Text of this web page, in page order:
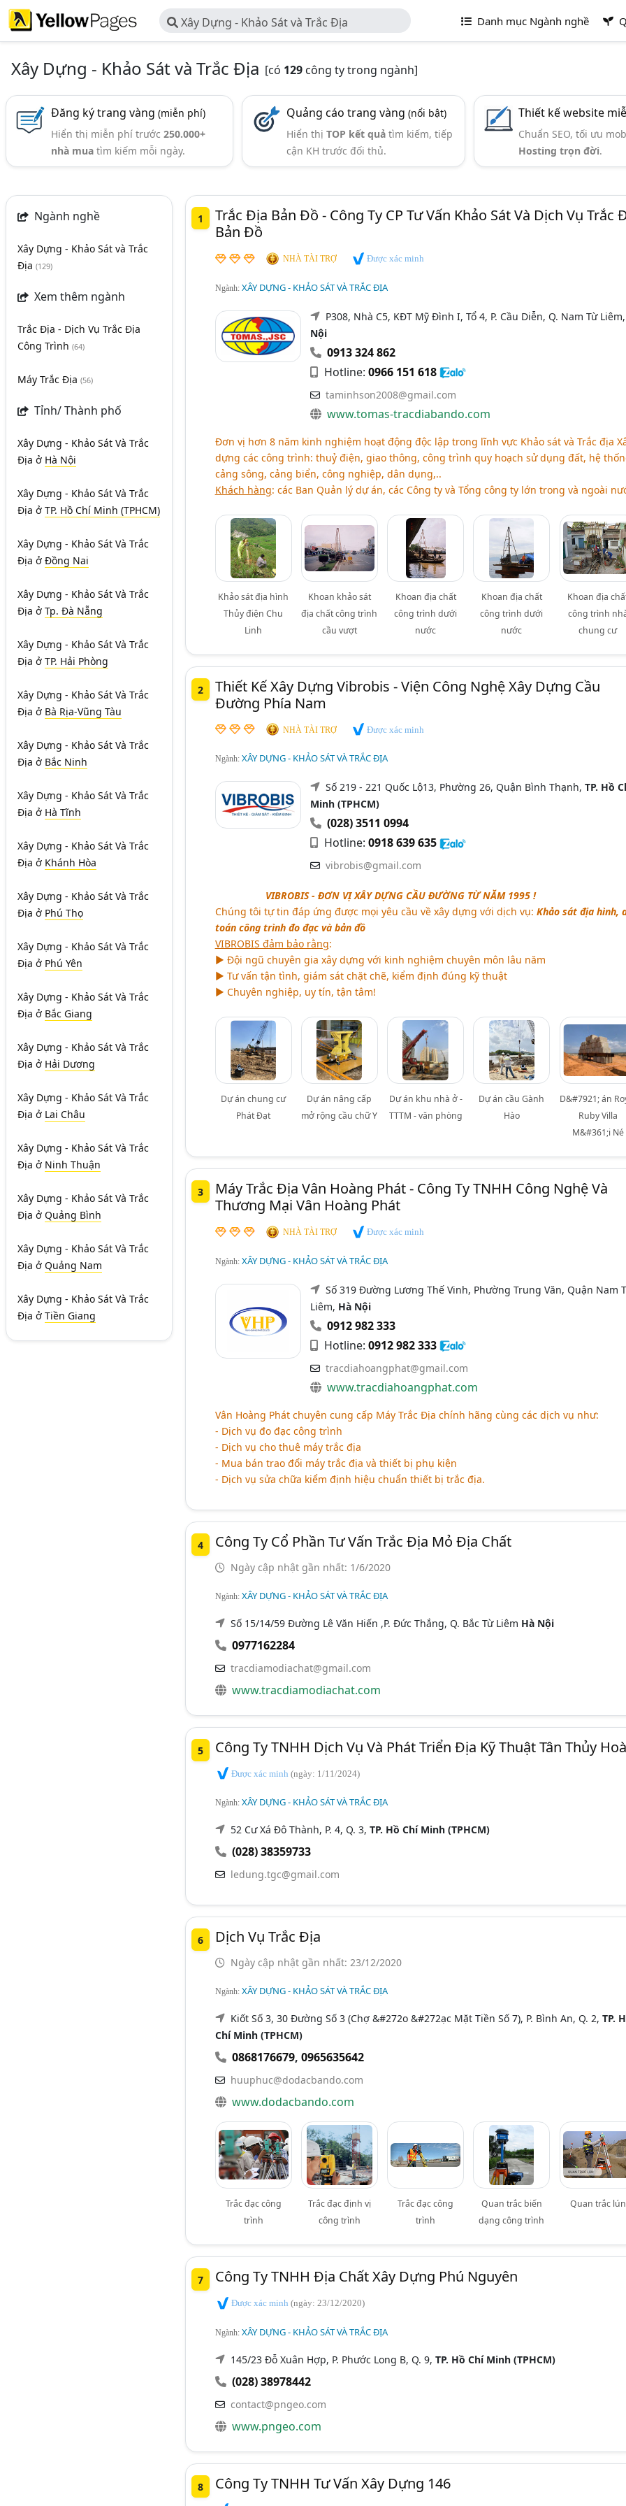
Xây Dựng - Khảo Sát và Trắc Địa Danh mục Ngành nghề
Xây Dựng - Khảo Sát và Trắc Địa [có 129 công ty trong ngành]
Đăng ký trang vàng(miễn phí)
Hiển thị miễn phí trước250.000+
nhà mua tìm kiếm mỗi ngày.
Quảng cáo trang vàng(nổi bật)
Hiển thịTOP kết quả tìm kiếm, tiếp
cận KH trước đối thủ.
Thiết kế website
Chuẩn SEO, tối ưu
Hosting trọn đời.
Ngành nghề
Xây Dựng - Khảo Sát và Trắc
Địa (129)
Xem thêm ngành
Trắc Địa - Dịch Vụ Trắc Địa
Công Trình (64)
Máy Trắc Địa (56)
Tỉnh/ Thành phố
Xây Dựng - Khảo Sát Và Trắc
Địa ở Hà Nội
Xây Dựng - Khảo Sát Và Trắc
Địa ở TP. Hồ Chí Minh (TPHCM)
Xây Dựng - Khảo Sát Và Trắc
Địa ở Đồng Nai
Xây Dựng - Khảo Sát Và Trắc
Địa ở Tp. Đà Nẵng
Xây Dựng - Khảo Sát Và Trắc
Địa ở TP. Hải Phòng
Xây Dựng - Khảo Sát Và Trắc
Địa ở Bà Rịa-Vũng Tàu
Xây Dựng - Khảo Sát Và Trắc
Địa ở Bắc Ninh
Xây Dựng - Khảo Sát Và Trắc
Địa ở Hà Tĩnh
Xây Dựng - Khảo Sát Và Trắc
Địa ở Khánh Hòa
Xây Dựng - Khảo Sát Và Trắc
Địa ở Phú Thọ
Xây Dựng - Khảo Sát Và Trắc
Địa ở Phú Yên
Xây Dựng - Khảo Sát Và Trắc
Địa ở Bắc Giang
Xây Dựng - Khảo Sát Và Trắc
Địa ở Hải Dương
Xây Dựng - Khảo Sát Và Trắc
Địa ở Lai Châu
Xây Dựng - Khảo Sát Và Trắc
Địa ở Ninh Thuận
Xây Dựng - Khảo Sát Và Trắc
Địa ở Quảng Bình
Xây Dựng - Khảo Sát Và Trắc
Địa ở Quảng Nam
Xây Dựng - Khảo Sát Và Trắc
Địa ở Tiền Giang
1
Trắc Địa Bản Đồ - Công Ty CP Tư Vấn Khảo Sát Và Dịch Vụ Trắc
Bản Đồ
NHÀ TÀI TRỢ Được xác minh
Ngành: XÂY DỰNG - KHẢO SÁT VÀ TRẮC ĐỊA
P308, Nhà C5, KĐT Mỹ Đình I, Tổ 4, P. Cầu Diễn, Q. Nam Từ
Nội
0913 324 862
Hotline: 0966 151 618
taminhson2008@gmail.com
www.tomas-tracdiabando.com
Đơn vị hơn 8 năm kinh nghiệm hoạt động độc lập trong lĩnh vực Khảo sát và Trắc địa
dựng các công trình: thuỷ điện, giao thông, công trình quy hoạch sử dụng đất, hệ
cảng sông, cảng biển, công nghiệp, dân dụng,..
Khách hàng: các Ban Quản lý dự án, các Công ty và Tổng công ty lớn trong và ngoài
Khảo sát địa hình
Thủy điện Chu
Linh
Khoan khảo sát
địa chất công trình
cầu vượt
Khoan địa chất
công trình dưới
nước
Khoan địa chất
công trình dưới
nước
Khoan địa
công trình
chung cư
2
Thiết Kế Xây Dựng Vibrobis - Viện Công Nghệ Xây Dựng Cầu
Đường Phía Nam
NHÀ TÀI TRỢ Được xác minh
Ngành: XÂY DỰNG - KHẢO SÁT VÀ TRẮC ĐỊA
Số 219 - 221 Quốc Lộ13, Phường 26, Quận Bình Thạnh, TP. Hồ
Minh (TPHCM)
(028) 3511 0994
Hotline: 0918 639 635
vibrobis@gmail.com
VIBROBIS - ĐƠN VỊ XÂY DỰNG CẦU ĐƯỜNG TỪ NĂM 1995 !
Chúng tôi tự tin đáp ứng được mọi yêu cầu về xây dựng với dịch vụ: Khảo sát địa hình,
toán công trình đo đạc và bản đồ
VIBROBIS đảm bảo rằng:
► Đội ngũ chuyên gia xây dựng với kinh nghiệm chuyên môn lâu năm
► Tư vấn tận tình, giám sát chặt chẽ, kiểm định đúng kỹ thuật
► Chuyên nghiệp, uy tín, tận tâm!
Dự án chung cư
Phát Đạt
Dự án nâng cấp
mở rộng cầu chữ Y
Dự án khu nhà ở -
TTTM - văn phòng
Dự án cầu Gành
Hào
D&#7921; án
Ruby Villa
M&#361;i Né
3
Máy Trắc Địa Vân Hoàng Phát - Công Ty TNHH Công Nghệ Và
Thương Mại Vân Hoàng Phát
NHÀ TÀI TRỢ Được xác minh
Ngành: XÂY DỰNG - KHẢO SÁT VÀ TRẮC ĐỊA
Số 319 Đường Lương Thế Vinh, Phường Trung Văn, Quận Nam
Liêm, Hà Nội
0912 982 333
Hotline: 0912 982 333
tracdiahoangphat@gmail.com
www.tracdiahoangphat.com
Vân Hoàng Phát chuyên cung cấp Máy Trắc Địa chính hãng cùng các dịch vụ như:
- Dịch vụ đo đạc công trình
- Dịch vụ cho thuê máy trắc địa
- Mua bán trao đổi máy trắc địa và thiết bị phụ kiện
- Dịch vụ sửa chữa kiểm định hiệu chuẩn thiết bị trắc địa.
4 Công Ty Cổ Phần Tư Vấn Trắc Địa Mỏ Địa Chất
Ngày cập nhật gần nhất: 1/6/2020
Ngành: XÂY DỰNG - KHẢO SÁT VÀ TRẮC ĐỊA
Số 15/14/59 Đường Lê Văn Hiến ,P. Đức Thắng, Q. Bắc Từ Liêm Hà Nội
0977162284
tracdiamodiachat@gmail.com
www.tracdiamodiachat.com
5 Công Ty TNHH Dịch Vụ Và Phát Triển Địa Kỹ Thuật Tân Thủy
Được xác minh (ngày: 1/11/2024)
Ngành: XÂY DỰNG - KHẢO SÁT VÀ TRẮC ĐỊA
52 Cư Xá Đô Thành, P. 4, Q. 3, TP. Hồ Chí Minh (TPHCM)
(028) 38359733
ledung.tgc@gmail.com
6 Dịch Vụ Trắc Địa
Ngày cập nhật gần nhất: 23/12/2020
Ngành: XÂY DỰNG - KHẢO SÁT VÀ TRẮC ĐỊA
Kiốt Số 3, 30 Đường Số 3 (Chợ &#272o &#272ạc Mặt Tiền Số 7), P. Bình An, Q. 2, TP.
Chí Minh (TPHCM)
0868176679, 0965635642
huuphuc@dodacbando.com
www.dodacbando.com
Trắc đạc công
trình
Trắc đạc định vị
công trình
Trắc đạc công
trình
Quan trắc biến
dạng công trình
Quan trắc lún
7 Công Ty TNHH Địa Chất Xây Dựng Phú Nguyên
Được xác minh (ngày: 23/12/2020)
Ngành: XÂY DỰNG - KHẢO SÁT VÀ TRẮC ĐỊA
145/23 Đỗ Xuân Hợp, P. Phước Long B, Q. 9, TP. Hồ Chí Minh (TPHCM)
(028) 38978442
contact@pngeo.com
www.pngeo.com
8 Công Ty TNHH Tư Vấn Xây Dựng 146